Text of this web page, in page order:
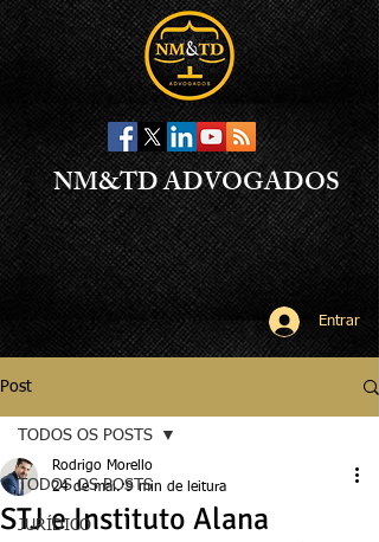
NM&TD ADVOGADOS
Entrar
Post
TODOS OS POSTS
JURÍDICO
TODOS OS POSTS
STJ e Instituto Alana
Rodrigo Morello
24 de mai. 9 min de leitura